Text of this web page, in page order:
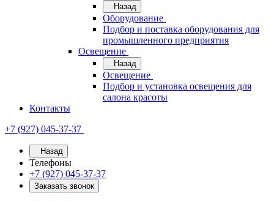
Назад
Оборудование
Подбор и поставка оборудования для
промышленного предприятия
Освещение
Назад
Освещение
Подбор и установка освещения для
салона красоты
Контакты
+7 (927) 045-37-37
Назад
Телефоны
+7 (927) 045-37-37
Заказать звонок